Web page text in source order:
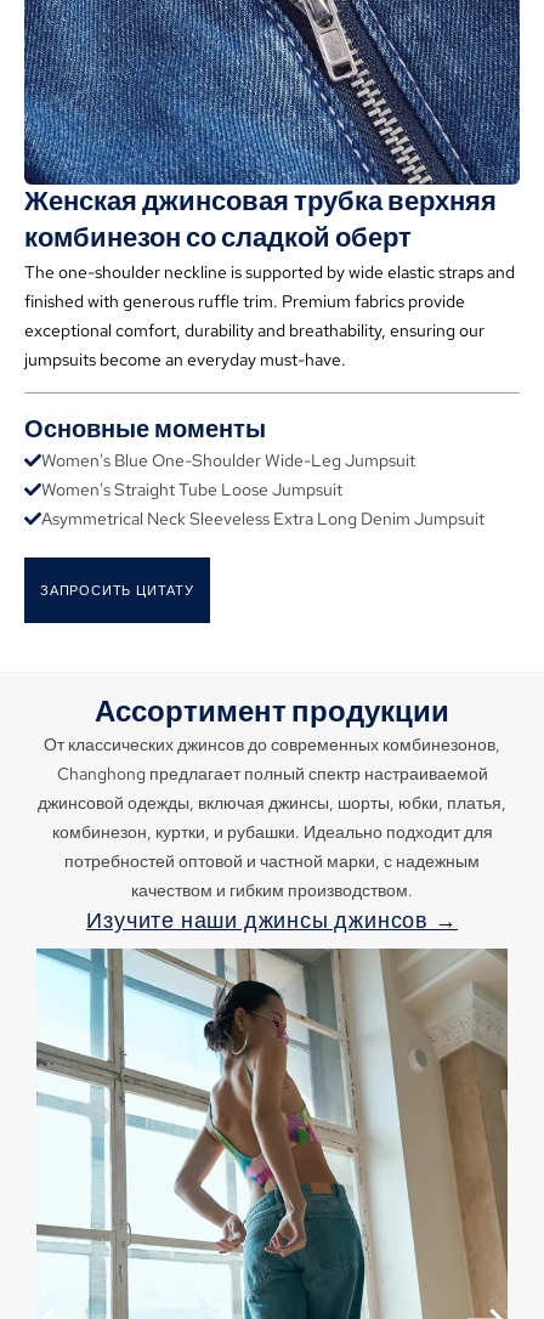
Женская джинсовая трубка верхняя
комбинезон со сладкой оберт
The one-shoulder neckline is supported by wide elastic straps and
finished with generous ruffle trim. Premium fabrics provide
exceptional comfort, durability and breathability, ensuring our
jumpsuits become an everyday must-have.
Основные моменты
Women's Blue One-Shoulder Wide-Leg Jumpsuit
Women's Straight Tube Loose Jumpsuit
Asymmetrical Neck Sleeveless Extra Long Denim Jumpsuit
ЗАПРОСИТЬ ЦИТАТУ
Ассортимент продукции
От классических джинсов до современных комбинезонов,
Changhong предлагает полный спектр настраиваемой
джинсовой одежды, включая джинсы, шорты, юбки, платья,
комбинезон, куртки, и рубашки. Идеально подходит для
потребностей оптовой и частной марки, с надежным
качеством и гибким производством.
Изучите наши джинсы джинсов →